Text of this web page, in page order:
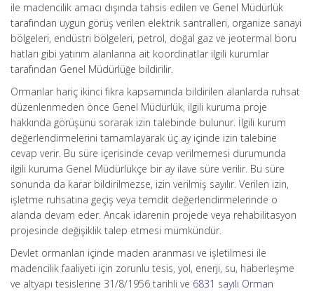
ile madencilik amacı dışında tahsis edilen ve Genel Müdürlük
tarafından uygun görüş verilen elektrik santralleri, organize sanayi
bölgeleri, endüstri bölgeleri, petrol, doğal gaz ve jeotermal boru
hatları gibi yatırım alanlarına ait koordinatlar ilgili kurumlar
tarafından Genel Müdürlüğe bildirilir.
Ormanlar hariç ikinci fıkra kapsamında bildirilen alanlarda ruhsat
düzenlenmeden önce Genel Müdürlük, ilgili kuruma proje
hakkında görüşünü sorarak izin talebinde bulunur. İlgili kurum
değerlendirmelerini tamamlayarak üç ay içinde izin talebine
cevap verir. Bu süre içerisinde cevap verilmemesi durumunda
ilgili kuruma Genel Müdürlükçe bir ay ilave süre verilir. Bu süre
sonunda da karar bildirilmezse, izin verilmiş sayılır. Verilen izin,
işletme ruhsatına geçiş veya temdit değerlendirmelerinde o
alanda devam eder. Ancak idarenin projede veya rehabilitasyon
projesinde değişiklik talep etmesi mümkündür.
Devlet ormanları içinde maden aranması ve işletilmesi ile
madencilik faaliyeti için zorunlu tesis, yol, enerji, su, haberleşme
ve altyapı tesislerine 31/8/1956 tarihli ve 6831 sayılı Orman